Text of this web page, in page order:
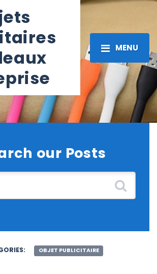
MENU
our Posts
OBJET PUBLICITAIRE